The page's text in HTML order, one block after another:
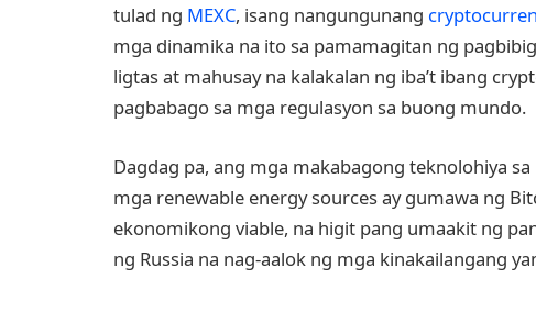
tulad ng MEXC, isang nangungunang
mga dinamika na ito sa pamamagitan ng
ligtas at mahusay na kalakalan ng iba’t ibang
pagbabago sa mga regulasyon sa buong mundo.
Dagdag pa, ang mga makabagong teknolohiya sa
mga renewable energy sources ay gumawa ng
ekonomikong viable, na higit pang umaakit ng
ng Russia na nag-aalok ng mga kinakailangang